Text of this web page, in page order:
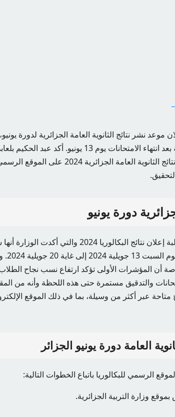
موعد نشر نتائج الثانوية العامة الجزائرية لدورة
يشعرون بحالة من القلق الشديد خاصة بعد انتهاء الامتحانات
وزير التربية الوطنية، أن الوزارة تنشر نتائج
دورة يونيو
وينتظر ما يقارب 862 ألف طالب وطالبة إعلان نتائج
أن المؤشرات الأولى تؤكد ارتفاع نسب نجاح
والتدقيق مستمرة حتى هذه اللحظة وأنه من
عبر أكثر من وسيلة، بما في ذلك الموقع
العامة دورة يونيو الجزائر
الرسمي للبكالوريا باتباع الخطوات التالية:
وزارة التربية الجزائرية.